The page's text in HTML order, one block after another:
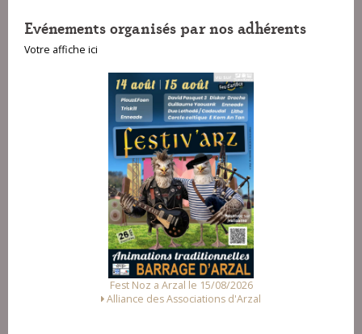
Evénements organisés par nos adhérents
Votre affiche ici
Fest Noz a Arzal le 15/08/2026
Alliance des Associations d'Arzal